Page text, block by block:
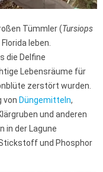
Tümmler (Tursiops
leben.
die Delfine
Lebensräume für
zerstört wurden.
von Düngemitteln,
und anderen
in der Lagune
und Phosphor